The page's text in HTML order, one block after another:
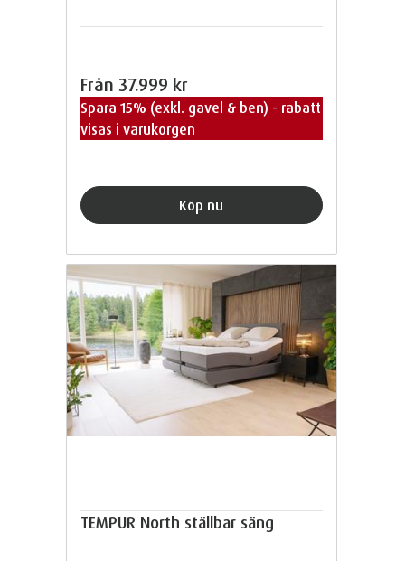
Från 37.999 kr
Spara 15% (exkl. gavel & ben) - rabatt
visas i varukorgen
Köp nu
TEMPUR North ställbar säng